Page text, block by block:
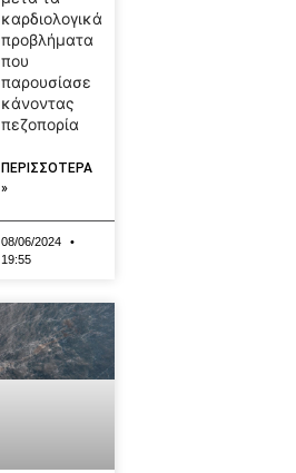
καρδιολογικά
προβλήματα
που
παρουσίασε
κάνοντας
πεζοπορία
ΠΕΡΙΣΣΟΤΕΡΑ
»
08/06/2024
19:55